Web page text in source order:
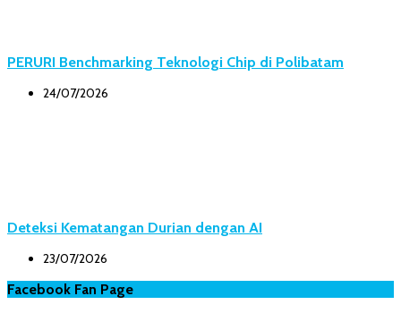
PERURI Benchmarking Teknologi Chip di Polibatam
24/07/2026
Deteksi Kematangan Durian dengan AI
23/07/2026
Facebook Fan Page